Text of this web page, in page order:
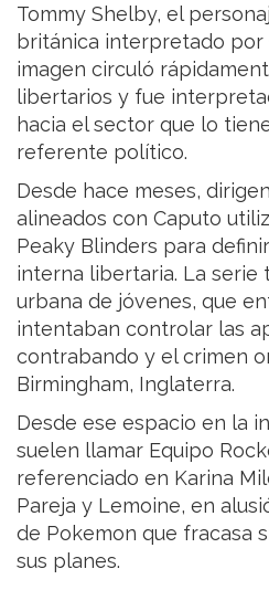
Tommy Shelby, el
británica interpretado por
imagen circuló
libertarios y fue
hacia el sector que lo
referente político.
Desde hace meses,
alineados con Caputo
Peaky Blinders para
interna libertaria. La serie
urbana de jóvenes, que
intentaban controlar las
contrabando y el crimen
Birmingham, Inglaterra.
Desde ese espacio en la
suelen llamar Equipo
referenciado en Karina
Pareja y Lemoine, en
de Pokemon que fracasa
sus planes.